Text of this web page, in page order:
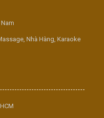
Nhà Hàng, Karaoke